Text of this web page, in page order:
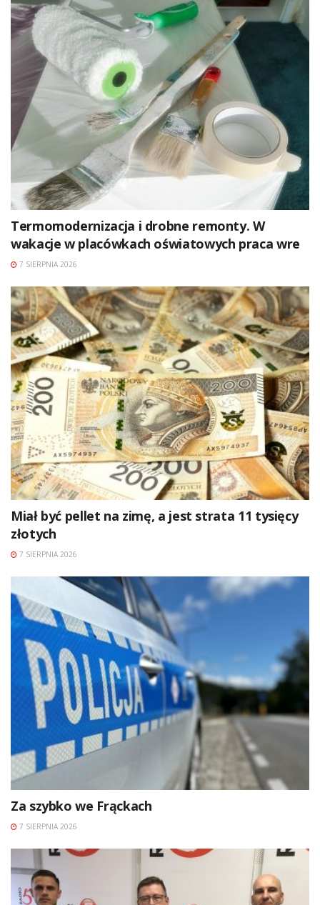
Termomodernizacja i drobne remonty. W
wakacje w placówkach oświatowych praca wre
7 SIERPNIA 2026
Miał być pellet na zimę, a jest strata 11 tysięcy
złotych
7 SIERPNIA 2026
Za szybko we Frąckach
7 SIERPNIA 2026